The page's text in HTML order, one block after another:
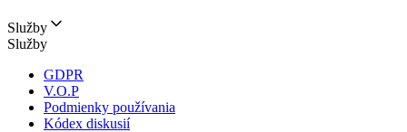
Služby
Služby
GDPR
V.O.P
Podmienky používania
Kódex diskusií